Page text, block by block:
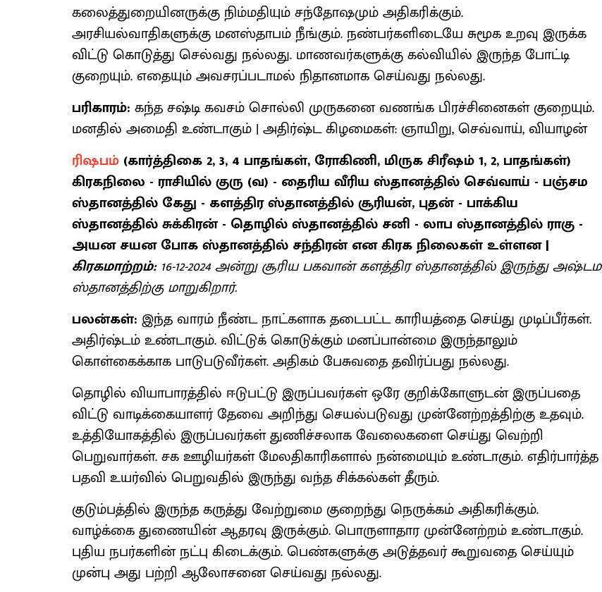
கலைத்துறையினருக்கு நிம்மதியும் சந்தோஷமும் அதிகரிக்கும்.
அரசியல்வாதிகளுக்கு மனஸ்தாபம் நீங்கும். நண்பர்களிடையே சுமூக உறவு இருக்க
விட்டு கொடுத்து செல்வது நல்லது. மாணவர்களுக்கு கல்வியில் இருந்த போட்டி
குறையும். எதையும் அவசரப்படாமல் நிதானமாக செய்வது நல்லது.
பரிகாரம்: கந்த சஷ்டி கவசம் சொல்லி முருகனை வணங்க பிரச்சினைகள் குறையும்.
மனதில் அமைதி உண்டாகும் | அதிர்ஷ்ட கிழமைகள்: ஞாயிறு, செவ்வாய், வியாழன்
ரிஷபம் (கார்த்திகை 2, 3, 4 பாதங்கள், ரோகிணி, மிருக சிரீஷம் 1, 2, பாதங்கள்)
கிரகநிலை - ராசியில் குரு (வ) - தைரிய வீரிய ஸ்தானத்தில் செவ்வாய் - பஞ்சம
ஸ்தானத்தில் கேது - களத்திர ஸ்தானத்தில் சூரியன், புதன் - பாக்கிய
ஸ்தானத்தில் சுக்கிரன் - தொழில் ஸ்தானத்தில் சனி - லாப ஸ்தானத்தில் ராகு -
அயன சயன போக ஸ்தானத்தில் சந்திரன் என கிரக நிலைகள் உள்ளன |
கிரகமாற்றம்:16-12-2024 அன்று சூரிய பகவான் களத்திர ஸ்தானத்தில் இருந்து அஷ்டம
ஸ்தானத்திற்கு மாறுகிறார்.
பலன்கள்: இந்த வாரம் நீண்ட நாட்களாக தடைபட்ட காரியத்தை செய்து முடிப்பீர்கள்.
அதிர்ஷ்டம் உண்டாகும். விட்டுக் கொடுக்கும் மனப்பான்மை இருந்தாலும்
கொள்கைக்காக பாடுபடுவீர்கள். அதிகம் பேசுவதை தவிர்ப்பது நல்லது.
தொழில் வியாபாரத்தில் ஈடுபட்டு இருப்பவர்கள் ஒரே குறிக்கோளுடன் இருப்பதை
விட்டு வாடிக்கையாளர் தேவை அறிந்து செயல்படுவது முன்னேற்றத்திற்கு உதவும்.
உத்தியோகத்தில் இருப்பவர்கள் துணிச்சலாக வேலைகளை செய்து வெற்றி
பெறுவார்கள். சக ஊழியர்கள் மேலதிகாரிகளால் நன்மையும் உண்டாகும். எதிர்பார்த்த
பதவி உயர்வில் பெறுவதில் இருந்து வந்த சிக்கல்கள் தீரும்.
குடும்பத்தில் இருந்த கருத்து வேற்றுமை குறைந்து நெருக்கம் அதிகரிக்கும்.
வாழ்க்கை துணையின் ஆதரவு இருக்கும். பொருளாதார முன்னேற்றம் உண்டாகும்.
புதிய நபர்களின் நட்பு கிடைக்கும். பெண்களுக்கு அடுத்தவர் கூறுவதை செய்யும்
முன்பு அது பற்றி ஆலோசனை செய்வது நல்லது.